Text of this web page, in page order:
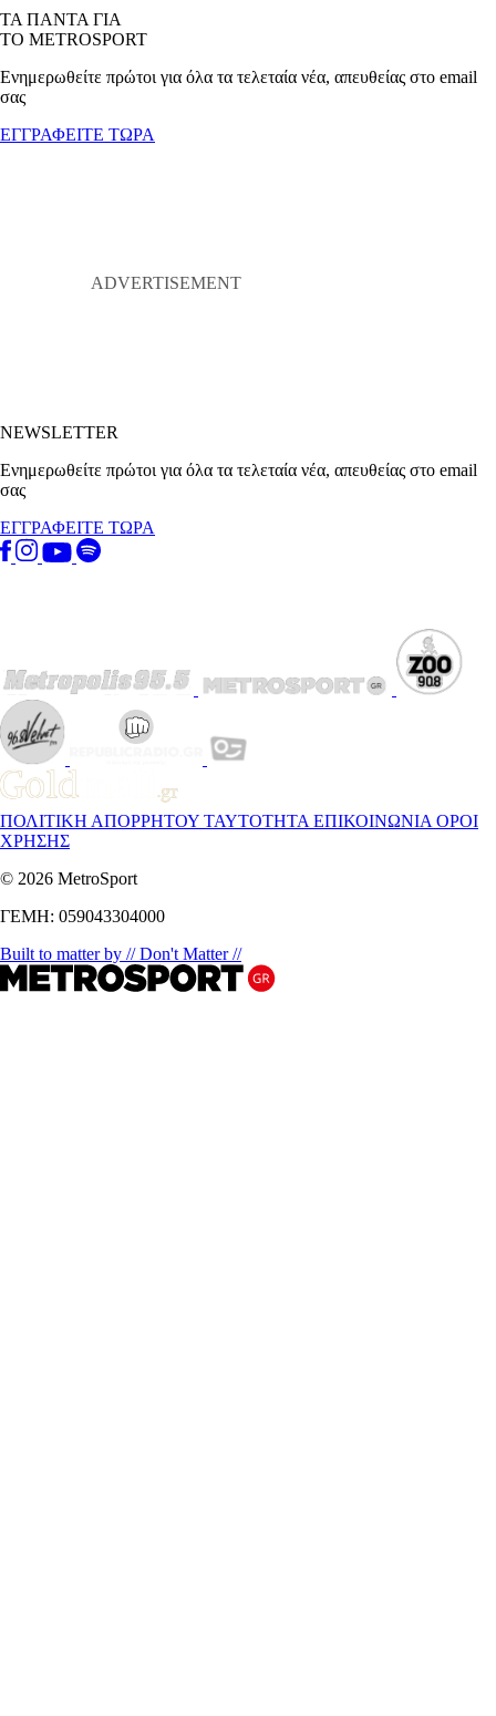
ΤΑ ΠΑΝΤΑ ΓΙΑ
ΤΟ METROSPORT
Ενημερωθείτε πρώτοι για όλα τα τελεταία νέα, απευθείας στο email
σας
ΕΓΓΡΑΦΕΙΤΕ ΤΩΡΑ
NEWSLETTER
Ενημερωθείτε πρώτοι για όλα τα τελεταία νέα, απευθείας στο email
σας
ΕΓΓΡΑΦΕΙΤΕ ΤΩΡΑ
ΠΟΛΙΤΙΚΗ ΑΠΟΡΡΗΤΟΥ ΤΑΥΤΟΤΗΤΑ ΕΠΙΚΟΙΝΩΝΙΑ ΟΡΟΙ
ΧΡΗΣΗΣ
© 2026 MetroSport
ΓΕΜΗ: 059043304000
Built to matter by // Don't Matter //